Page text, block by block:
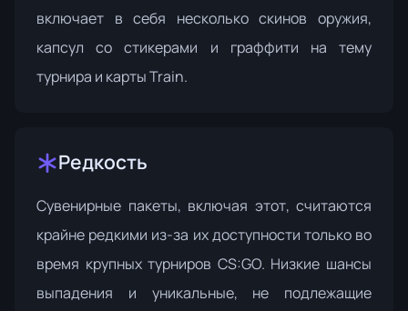
включает в себя несколько скинов оружия,
капсул со стикерами и граффити на тему
турнира и карты Train.
Редкость
Сувенирные пакеты, включая этот, считаются
крайне редкими из-за их доступности только во
время крупных турниров CS:GO. Низкие шансы
выпадения и уникальные, не подлежащие